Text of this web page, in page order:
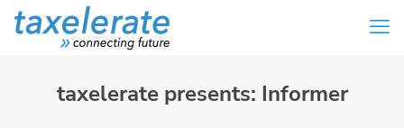
taxelerate presents: Informer